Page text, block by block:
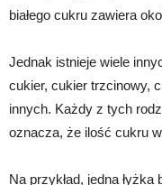
białego cukru zawiera
Jednak istnieje wiele
cukier, cukier trzcinowy,
innych. Każdy z tych
oznacza, że ​​ilość cukru
Na przykład, jedna